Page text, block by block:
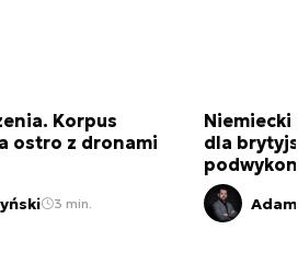
Korpus
ostro z dronami
3 min.
dla